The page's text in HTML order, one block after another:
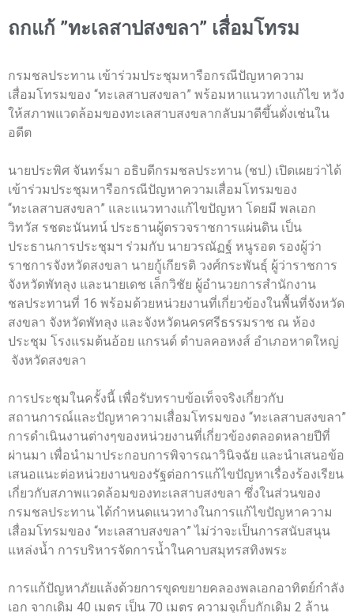
ถกแก้ ”ทะเลสาปสงขลา” เสื่อมโทรม
กรมชลประทาน เข้าร่วมประชุมหารือกรณีปัญหาความ
เสื่อมโทรมของ “ทะเลสาบสงขลา” พร้อมหาแนวทางแก้ไข หวัง
ให้สภาพแวดล้อมของทะเลสาบสงขลากลับมาดีขึ้นดั่งเช่นใน
อดีต
นายประพิศ จันทร์มา อธิบดีกรมชลประทาน (ชป.) เปิดเผยว่าได้
เข้าร่วมประชุมหารือกรณีปัญหาความเสื่อมโทรมของ
“ทะเลสาบสงขลา” และแนวทางแก้ไขปัญหา โดยมี พลเอก
วิทวัส รชตะนันทน์ ประธานผู้ตรวจราชการแผ่นดิน เป็น
ประธานการประชุมฯ ร่วมกับ นายวรณัฏฐ์ หนูรอต รองผู้ว่า
ราชการจังหวัดสงขลา นายกู้เกียรติ วงศ์กระพันธุ์ ผู้ว่าราชการ
จังหวัดพัทลุง และนายเดช เล็กวิชัย ผู้อำนวยการสำนักงาน
ชลประทานที่ 16 พร้อมด้วยหน่วยงานที่เกี่ยวข้องในพื้นที่จังหวัด
สงขลา จังหวัดพัทลุง และจังหวัดนครศรีธรรมราช ณ ห้อง
ประชุม โรงแรมต้นอ้อย แกรนด์ ตำบลคอหงส์ อำเภอหาดใหญ่
จังหวัดสงขลา
การประชุมในครั้งนี้ เพื่อรับทราบข้อเท็จจริงเกี่ยวกับ
สถานการณ์และปัญหาความเสื่อมโทรมของ “ทะเลสาบสงขลา”
การดำเนินงานต่างๆของหน่วยงานที่เกี่ยวข้องตลอดหลายปีที่
ผ่านมา เพื่อนำมาประกอบการพิจารณาวินิจฉัย และนำเสนอข้อ
เสนอแนะต่อหน่วยงานของรัฐต่อการแก้ไขปัญหาเรื่องร้องเรียน
เกี่ยวกับสภาพแวดล้อมของทะเลสาบสงขลา ซึ่งในส่วนของ
กรมชลประทาน ได้กำหนดแนวทางในการแก้ไขปัญหาความ
เสื่อมโทรมของ “ทะเลสาบสงขลา” ไม่ว่าจะเป็นการสนับสนุน
แหล่งน้ำ การบริหารจัดการน้ำในคาบสมุทรสทิงพระ
การแก้ปัญหาภัยแล้งด้วยการขุดขยายคลองพลเอกอาทิตย์กำลัง
เอก จากเดิม 40 เมตร เป็น 70 เมตร ความจุเก็บกักเดิม 2 ล้าน